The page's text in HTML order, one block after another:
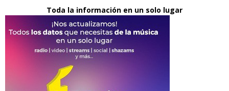
Toda la información en un solo lugar